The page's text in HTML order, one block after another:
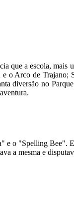
que a escola,
o Arco de Trajano;
diversão no
o "Spelling Bee".
a mesma e